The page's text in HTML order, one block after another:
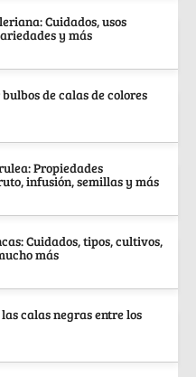
Cuidados, usos
y más
de calas de colores
Propiedades
infusión, semillas y más
Cuidados, tipos, cultivos,
más
calas negras entre los